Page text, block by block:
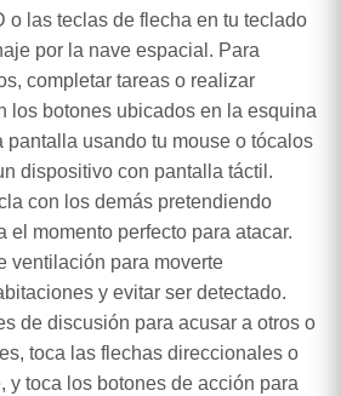
o las teclas de flecha en tu teclado
por la nave espacial. Para
completar tareas o realizar
los botones ubicados en la esquina
pantalla usando tu mouse o tócalos
dispositivo con pantalla táctil.
con los demás pretendiendo
el momento perfecto para atacar.
ventilación para moverte
y evitar ser detectado.
de discusión para acusar a otros o
toca las flechas direccionales o
y toca los botones de acción para